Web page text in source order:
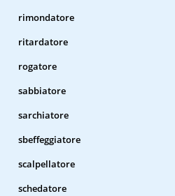
rimondatore
ritardatore
rogatore
sabbiatore
sarchiatore
sbeffeggiatore
scalpellatore
schedatore